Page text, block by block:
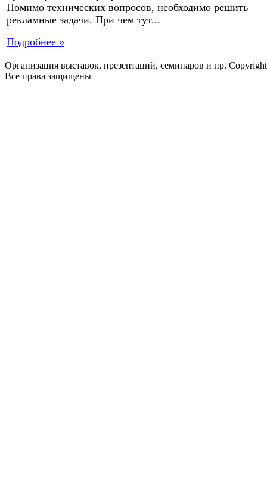
Помимо технических вопросов, необходимо решить
рекламные задачи. При чем тут...
Подробнее »
Организация выставок, презентаций, семинаров и пр.
Все права защищены